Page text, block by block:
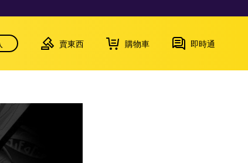
賣東西 購物車 即時通